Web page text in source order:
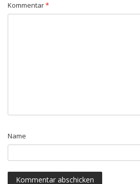
Kommentar*
Name